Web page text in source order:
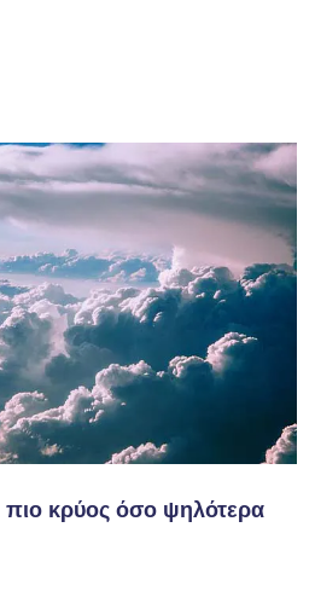
πιο κρύος όσο ψηλότερα